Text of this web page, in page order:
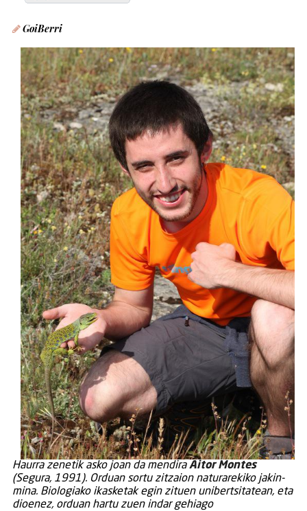
GoiBerri
Haurra zenetik asko joan da mendiraAitor Montes
(Segura, 1991). Orduan sortu zitzaion naturarekiko jakin-
mina. Biologiako ikasketak egin zituen unibertsitatean, eta
dioenez, orduan hartu zuen indar gehiago